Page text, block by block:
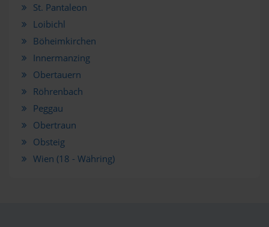
St. Pantaleon
Loibichl
Böheimkirchen
Innermanzing
Obertauern
Röhrenbach
Peggau
Obertraun
Obsteig
Wien (18 - Währing)